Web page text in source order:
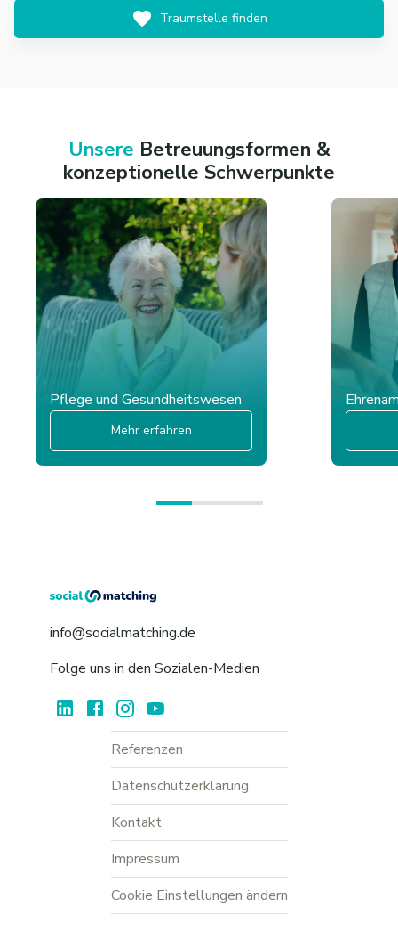
Traumstelle finden
Unsere Betreuungsformen &
konzeptionelle Schwerpunkte
Pflege und Gesundheitswesen
Mehr erfahren
info@socialmatching.de
Folge uns in den Sozialen-Medien
Referenzen
Datenschutzerklärung
Kontakt
Impressum
Cookie Einstellungen ändern